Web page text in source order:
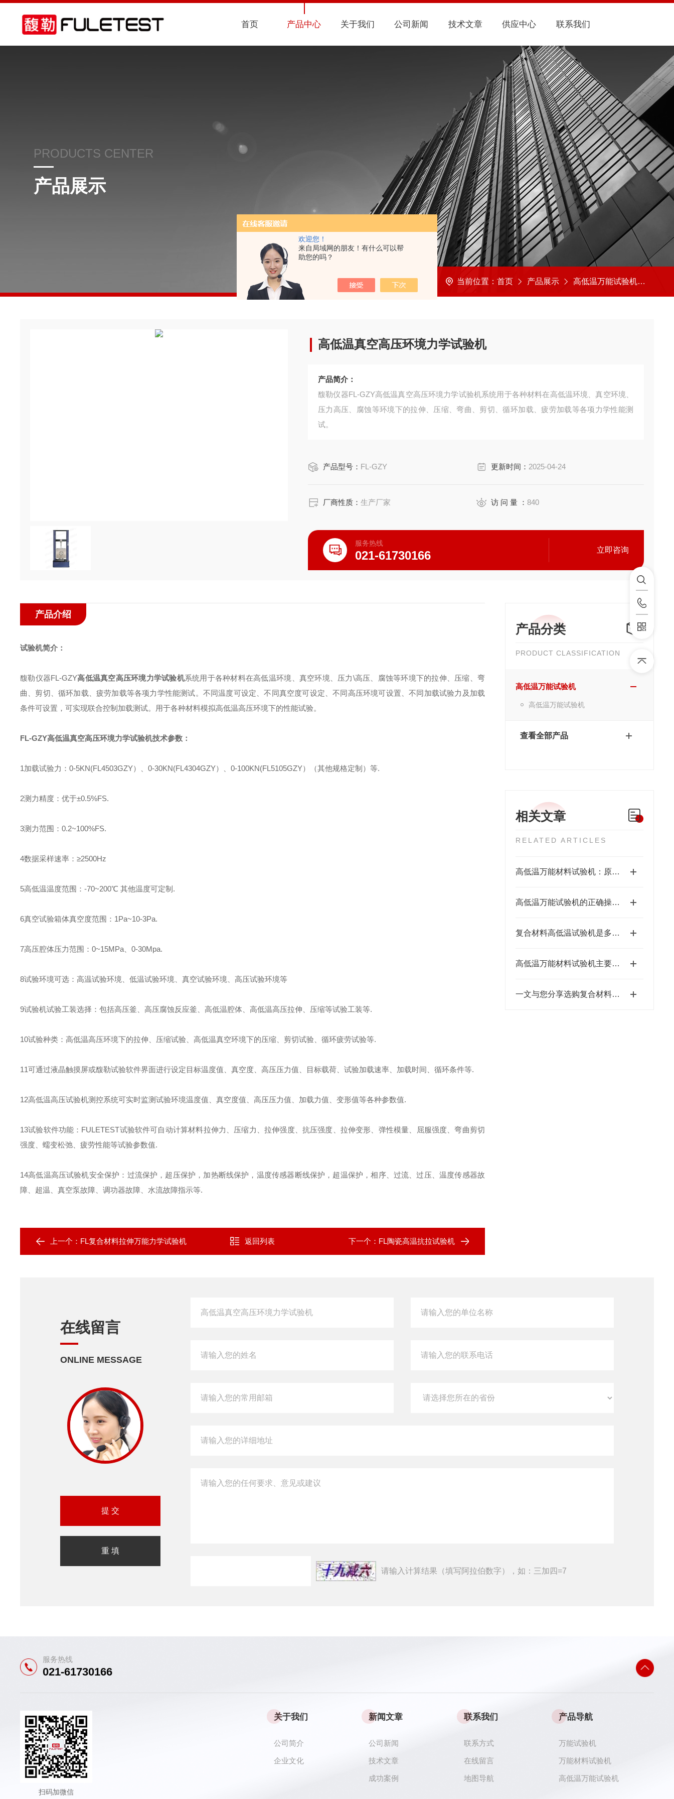
欢迎您！
来自局域网的朋友！有什么可以帮
助您的吗？
首页 产品中心 关于我们 公司新闻 技术文章 供应中心 联系我们
PRODUCTS CENTER
产品展示
当前位置： 首页 产品展示 高低温万能试验机
高低温真空高压环境力学试验机
产品简介：
馥勒仪器FL-GZY高低温真空高压环境力学试验机系统用于各种材料在高低温环境、真空环境、
压力高压、腐蚀等环境下的拉伸、压缩、弯曲、剪切、循环加载、疲劳加载等各项力学性能测
试。
产品型号： FL-GZY 更新时间： 2025-04-24
厂商性质：生产厂家 访 问 量 ：840
服务热线
021-61730166 立即咨询
产品分类
PRODUCT CLASSIFICATION
高低温万能试验机
高低温万能试验机
查看全部产品
相关文章
RELATED ARTICLES
高低温万能材料试验机：原理、选型与应用解析
高低温万能试验机的正确操作使用指南
复合材料高低温试验机是多个精密系统协同运作的成果
高低温万能材料试验机主要组成部件的功能特点介绍
一文与您分享选购复合材料高低温试验机时所需要考虑的关键因素
产品介绍
试验机简介：
馥勒仪器FL-GZY高低温真空高压环境力学试验机系统用于各种材料在高低温环境、真空环境、压力\高压、腐蚀等环境下的拉伸、压缩、弯
曲、剪切、循环加载、疲劳加载等各项力学性能测试。不同温度可设定、不同真空度可设定、不同高压环境可设置、不同加载试验力及加载
条件可设置，可实现联合控制加载测试。用于各种材料模拟高低温高压环境下的性能试验。
FL-GZY高低温真空高压环境力学试验机技术参数：
1加载试验力： 0-5KN(FL4503GZY）、 0-30KN(FL4304GZY）、 0-100KN(FL5105GZY）（其他规格定制）等.
2测力精度：优于±0.5%FS.
3测力范围： 0.2~100%FS.
4数据采样速率：≥2500Hz
5高低温温度范围： -70~200℃ 其他温度可定制 .
6真空试验箱体真空度范围： 1Pa~10-3Pa.
7高压腔体压力范围： 0~15MPa 0-30Mpa.
8试验环境可选：高温试验环境、低温试验环境、真空试验环境、高压试验环境等
9试验机试验工装选择：包括高压釜、高压腐蚀反应釜、高低温腔体、高低温高压拉伸、压缩等试验工装等.
10试验种类：高低温高压环境下的拉伸、压缩试验、高低温真空环境下的压缩、剪切试验、循环疲劳试验等.
11可通过液晶触摸屏或馥勒试验软件界面进行设定目标温度值、真空度、高压压力值、目标载荷、试验加载速率、加载时间、循环条件等.
12高低温高压试验机测控系统可实时监测试验环境温度值、真空度值、高压压力值、加载力值、变形值等各种参数值.
13试验软件功能： FULETEST试验软件可自动计算材料拉伸力、压缩力、拉伸强度、抗压强度、拉伸变形、弹性模量、屈服强度、弯曲剪切
强度、蠕变松弛、疲劳性能等试验参数值.
14高低温高压试验机安全保护：过流保护，超压保护，加热断线保护，温度传感器断线保护，超温保护，相序、过流、过压、温度传感器故
障、超温、真空泵故障、调功器故障、水流故障指示等.
上一个： FL复合材料拉伸万能力学试验机 返回列表 下一个： FL陶瓷高温抗拉试验机
在线留言
ONLINE MESSAGE
请输入计算结果（填写阿拉伯数字），如：三加四=7
服务热线
021-61730166
扫码加微信
关于我们
公司简介
企业文化
新闻文章
公司新闻
技术文章
成功案例
联系我们
联系方式
在线留言
地图导航
产品导航
万能试验机
万能材料试验机
高低温万能试验机